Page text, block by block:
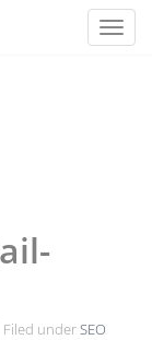
Filed underSEO